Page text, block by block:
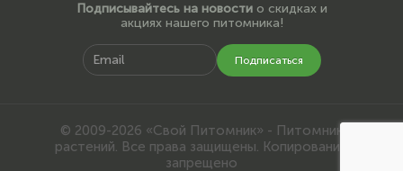
Подписывайтесь на новостио скидках и
акциях нашего питомника!
Подписаться
© 2009-2026 «Свой Питомник» - Питомник
растений. Все права защищены. Копирование
запрещено